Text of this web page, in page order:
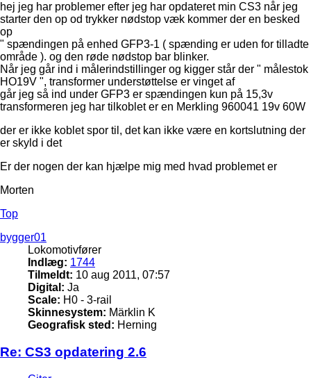
hej jeg har problemer efter jeg har opdateret min CS3 når jeg
starter den op od trykker nødstop væk kommer der en besked
op
" spændingen på enhed GFP3-1 ( spænding er uden for tilladte
område ). og den røde nødstop bar blinker.
Når jeg går ind i målerindstillinger og kigger står der " målestok
HO19V ", transformer understøttelse er vinget af
går jeg så ind under GFP3 er spændingen kun på 15,3v
transformeren jeg har tilkoblet er en Merkling 960041 19v 60W
der er ikke koblet spor til, det kan ikke være en kortslutning der
er skyld i det
Er der nogen der kan hjælpe mig med hvad problemet er
Morten
Top
bygger01
Lokomotivfører
Indlæg: 1744
Tilmeldt: 10 aug 2011, 07:57
Digital: Ja
Scale: H0 - 3-rail
Skinnesystem: Märklin K
Geografisk sted: Herning
Re: CS3 opdatering 2.6